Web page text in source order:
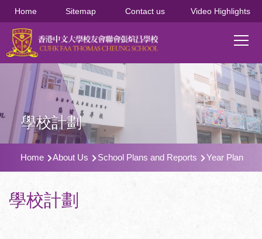
移至主內容
Home Sitemap Contact us Video Highlights
Main
學校計劃
導
航
連
結
Home About Us School Plans and Reports Year Plan
學校計劃